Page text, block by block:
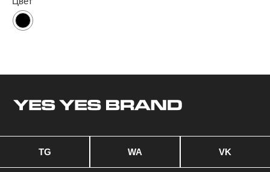
©2024—2026 YES YES BRAND. Все права защищены.